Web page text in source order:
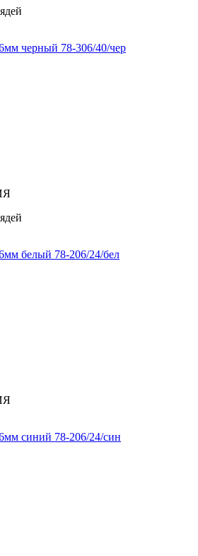
черный 78-306/40/чер
белый 78-206/24/бел
синий 78-206/24/син